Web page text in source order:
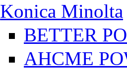
Konica Minolta
BETTER
AHCME